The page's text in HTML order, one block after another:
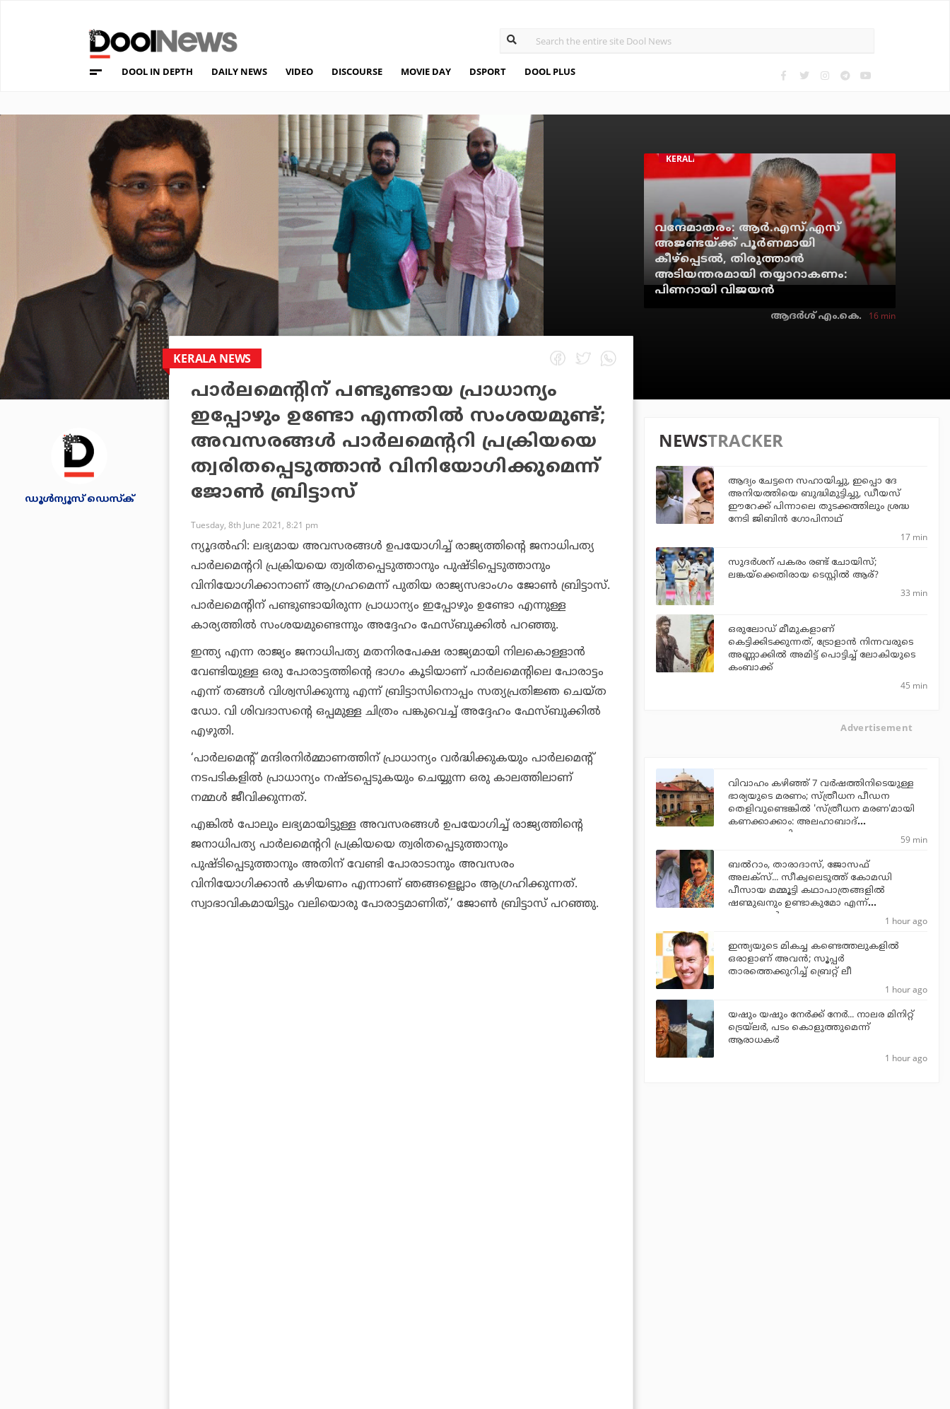
DOOL IN DEPTH DAILY NEWS VIDEO DISCOURSE MOVIE DAY DSPORT DOOL PLUS
KERALA NEWS
വന്ദേമാതരം: ആര്‍.എസ്.എസ്
അജണ്ടയ്ക്ക് പൂര്‍ണമായി
കീഴ്‌പ്പെടല്‍, തിരുത്താന്‍
അടിയന്തരമായി തയ്യാറാകണം:
പിണറായി വിജയന്‍
ആദർശ് എം.കെ. 16 min
ഡൂള്‍ന്യൂസ് ഡെസ്‌ക്
KERALA NEWS
പാര്‍ലമെന്റിന് പണ്ടുണ്ടായ പ്രാധാന്യം
ഇപ്പോഴും ഉണ്ടോ എന്നതില്‍ സംശയമുണ്ട്;
അവസരങ്ങള്‍ പാര്‍ലമെന്ററി പ്രക്രിയയെ
ത്വരിതപ്പെടുത്താന്‍ വിനിയോഗിക്കുമെന്ന്
ജോണ്‍ ബ്രിട്ടാസ്
Tuesday, 8th June 2021, 8:21 pm
ന്യൂദല്‍ഹി: ലഭ്യമായ അവസരങ്ങള്‍ ഉപയോഗിച്ച് രാജ്യത്തിന്റെ ജനാധിപത്യ
പാര്‍ലമെന്ററി പ്രക്രിയയെ ത്വരിതപ്പെടുത്താനും പുഷ്ടിപ്പെടുത്താനും
വിനിയോഗിക്കാനാണ് ആഗ്രഹമെന്ന് പുതിയ രാജ്യസഭാംഗം ജോണ്‍ ബ്രിട്ടാസ്.
പാര്‍ലമെന്റിന് പണ്ടുണ്ടായിരുന്ന പ്രാധാന്യം ഇപ്പോഴും ഉണ്ടോ എന്നുള്ള
കാര്യത്തില്‍ സംശയമുണ്ടെന്നും അദ്ദേഹം ഫേസ്ബുക്കില്‍ പറഞ്ഞു.
ഇന്ത്യ എന്ന രാജ്യം ജനാധിപത്യ മതനിരപേക്ഷ രാജ്യമായി നിലകൊള്ളാന്‍
വേണ്ടിയുള്ള ഒരു പോരാട്ടത്തിന്റെ ഭാഗം കൂടിയാണ് പാര്‍ലമെന്റിലെ പോരാട്ടം
എന്ന് തങ്ങള്‍ വിശ്വസിക്കുന്നു എന്ന് ബ്രിട്ടാസിനൊപ്പം സത്യപ്രതിജ്ഞ ചെയ്ത
ഡോ. വി ശിവദാസന്റെ ഒപ്പമുള്ള ചിത്രം പങ്കുവെച്ച് അദ്ദേഹം ഫേസ്ബുക്കില്‍
എഴുതി.
‘പാര്‍ലമെന്റ് മന്ദിരനിര്‍മ്മാണത്തിന് പ്രാധാന്യം വര്‍ദ്ധിക്കുകയും പാര്‍ലമെന്റ്
നടപടികളില്‍ പ്രാധാന്യം നഷ്ടപ്പെടുകയും ചെയ്യുന്ന ഒരു കാലത്തിലാണ്
നമ്മള്‍ ജീവിക്കുന്നത്.
എങ്കില്‍ പോലും ലഭ്യമായിട്ടുള്ള അവസരങ്ങള്‍ ഉപയോഗിച്ച് രാജ്യത്തിന്റെ
ജനാധിപത്യ പാര്‍ലമെന്ററി പ്രക്രിയയെ ത്വരിതപ്പെടുത്താനും
പുഷ്ടിപ്പെടുത്താനും അതിന് വേണ്ടി പോരാടാനും അവസരം
വിനിയോഗിക്കാന്‍ കഴിയണം എന്നാണ് ഞങ്ങളെല്ലാം ആഗ്രഹിക്കുന്നത്.
സ്വാഭാവികമായിട്ടും വലിയൊരു പോരാട്ടമാണിത്,’ ജോണ്‍ ബ്രിട്ടാസ് പറഞ്ഞു.
NEWSTRACKER
ആദ്യം ചേട്ടനെ സഹായിച്ചു, ഇപ്പൊ ദേ
അനിയത്തിയെ ബുദ്ധിമുട്ടിച്ചു, ഡീയസ്
ഈറേക്ക് പിന്നാലെ തുടക്കത്തിലും ശ്രദ്ധ
നേടി ജിബിന്‍ ഗോപിനാഥ്
17 min
സുദര്‍ശന് പകരം രണ്ട് ചോയിസ്;
ലങ്കയ്‌ക്കെതിരായ ടെസ്റ്റില്‍ ആര്?
33 min
ഒരുലോഡ് മീമുകളാണ്
കെട്ടിക്കിടക്കുന്നത്, ട്രോളാന്‍ നിന്നവരുടെ
അണ്ണാക്കില്‍ അമിട്ട് പൊട്ടിച്ച് ലോകിയുടെ
കംബാക്ക്
45 min
Advertisement
വിവാഹം കഴിഞ്ഞ് 7 വര്‍ഷത്തിനിടെയുള്ള
ഭാര്യയുടെ മരണം; സ്ത്രീധന പീഡന
തെളിവുണ്ടെങ്കില്‍ 'സ്ത്രീധന മരണ'മായി
കണക്കാക്കാം: അലഹാബാദ്
ഹൈക്കോടതി
59 min
ബല്‍റാം, താരാദാസ്, ജോസഫ്
അലക്‌സ്... സീക്വലെടുത്ത് കോമഡി
പീസായ മമ്മൂട്ടി കഥാപാത്രങ്ങളില്‍
ഷണ്മുഖനും ഉണ്ടാകുമോ എന്ന്
ആരാധകര്‍
1 hour ago
ഇന്ത്യയുടെ മികച്ച കണ്ടെത്തലുകളില്‍
ഒരാളാണ് അവന്‍; സൂപ്പര്‍
താരത്തെക്കുറിച്ച് ബ്രെറ്റ് ലീ
1 hour ago
യഷും യഷും നേര്‍ക്ക് നേര്‍... നാലര മിനിറ്റ്
ട്രെയ്‌ലര്‍, പടം കൊളുത്തുമെന്ന്
ആരാധകര്‍
1 hour ago